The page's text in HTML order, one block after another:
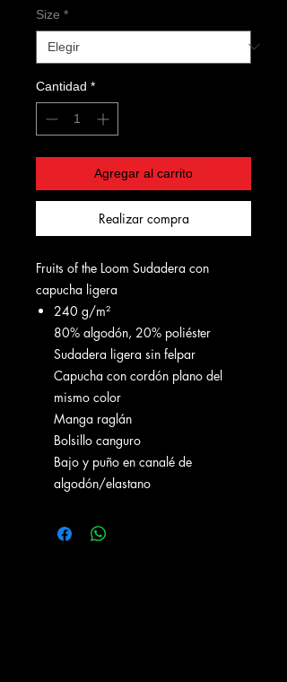
Size *
Cantidad *
Agregar al carrito
Realizar compra
Fruits of the Loom Sudadera con
capucha ligera
240 g/m²
80% algodón, 20% poliéster
Sudadera ligera sin felpar
Capucha con cordón plano del
mismo color
Manga raglán
Bolsillo canguro
Bajo y puño en canalé de
algodón/elastano